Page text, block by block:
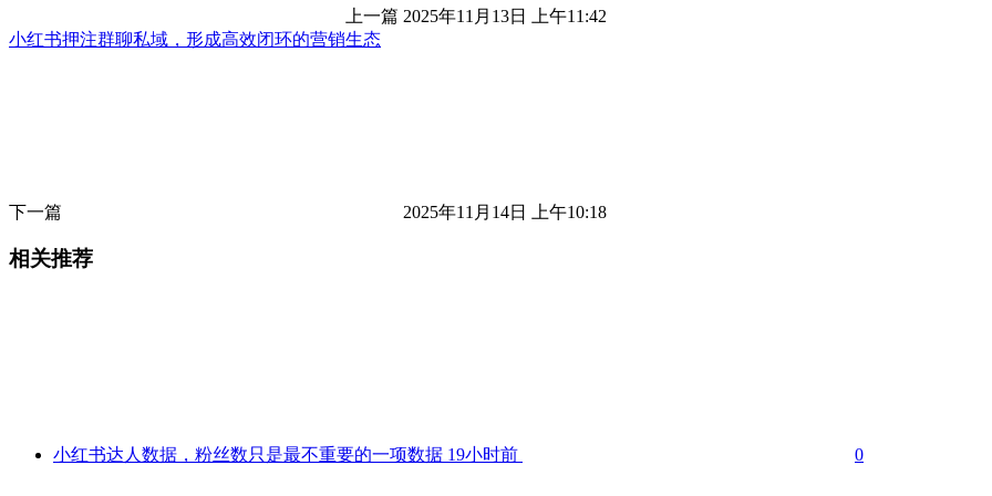
上一篇 2025年11月13日 上午11:42
小红书押注群聊私域，形成高效闭环的营销生态
下一篇 2025年11月14日 上午10:18
相关推荐
小红书达人数据，粉丝数只是最不重要的一项数据 19小时前 0